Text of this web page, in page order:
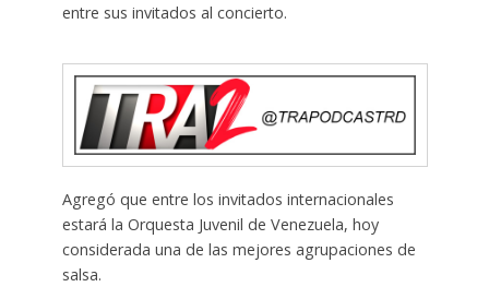
entre sus invitados al concierto.
Agregó que entre los invitados internacionales
estará la Orquesta Juvenil de Venezuela, hoy
considerada una de las mejores agrupaciones de
salsa.